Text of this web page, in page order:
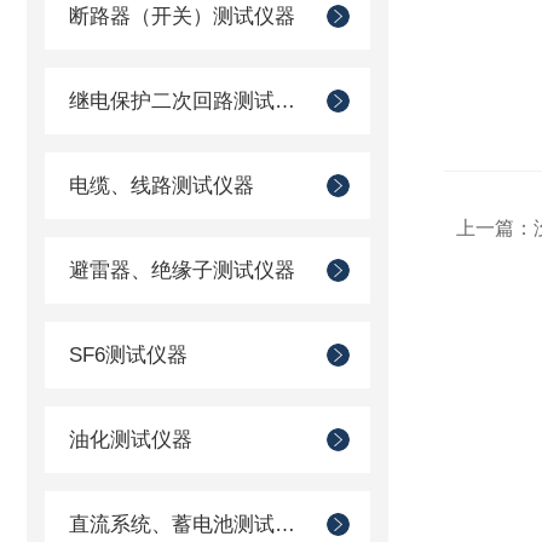
断路器（开关）测试仪器
继电保护二次回路测试仪器
电缆、线路测试仪器
避雷器、绝缘子测试仪器
SF6测试仪器
油化测试仪器
直流系统、蓄电池测试仪器
上一篇：